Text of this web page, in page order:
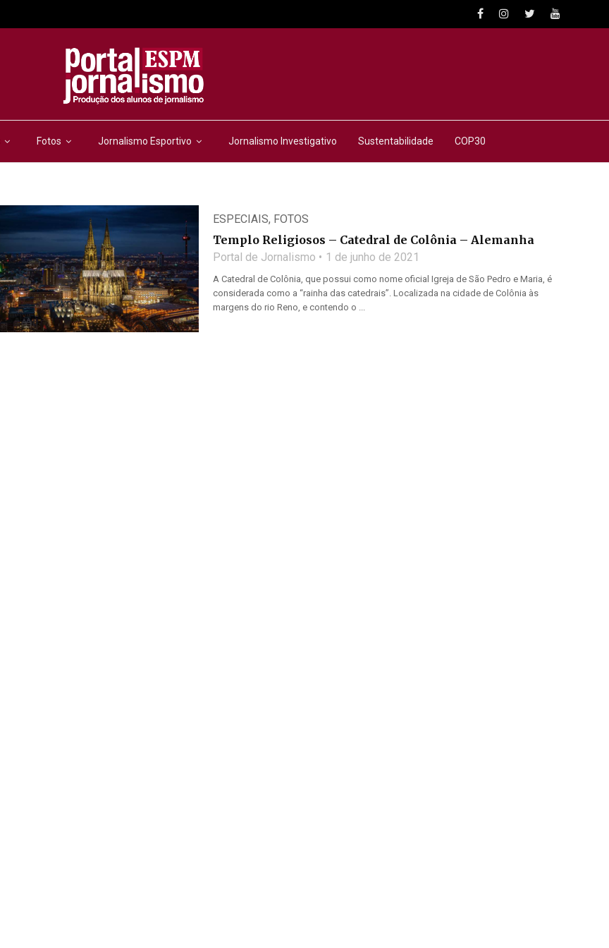
Fotos Jornalismo Esportivo Jornalismo Investigativo Sustentabilidade COP30
ESPECIAIS, FOTOS
Templo Religiosos – Catedral de Colônia – Alemanha
Portal de Jornalismo 1 de junho de 2021
A Catedral de Colônia, que possui como nome oficial Igreja de São Pedro e Maria, é
considerada como a “rainha das catedrais”. Localizada na cidade de Colônia às
margens do rio Reno, e contendo o ...